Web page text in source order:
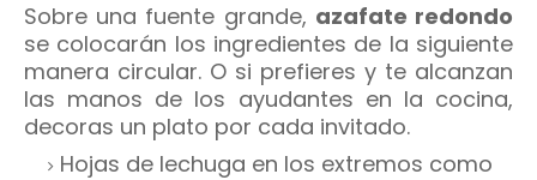
Sobre una fuente grande, azafate redondo
se colocarán los ingredientes de la siguiente
manera circular. O si prefieres y te alcanzan
las manos de los ayudantes en la cocina,
decoras un plato por cada invitado.
Hojas de lechuga en los extremos como